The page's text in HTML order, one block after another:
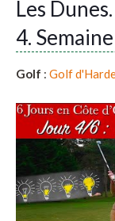
Les
4.
Golf : Golf